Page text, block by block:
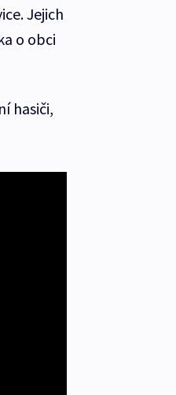
Jejich
o obci
hasiči,